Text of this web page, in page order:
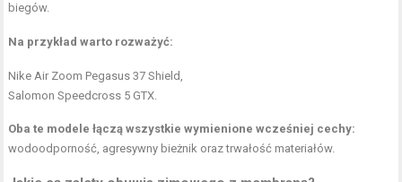
biegów.
Na przykład warto rozważyć:
Nike Air Zoom Pegasus 37 Shield,
Salomon Speedcross 5 GTX.
Oba te modele łączą wszystkie wymienione wcześniej cechy:
wodoodporność, agresywny bieżnik oraz trwałość materiałów.